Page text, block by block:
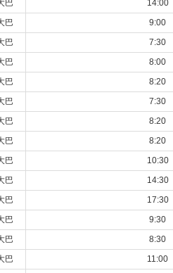
巴
14:00
巴
9:00
巴
7:30
巴
8:00
巴
8:20
巴
7:30
巴
8:20
巴
8:20
巴
10:30
巴
14:30
巴
17:30
巴
9:30
巴
8:30
巴
11:00